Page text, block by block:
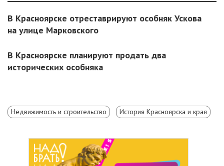
В Красноярске отреставрируют особняк Ускова
на улице Марковского
В Красноярске планируют продать два
исторических особняка
Недвижимость и строительство История Красноярска и края